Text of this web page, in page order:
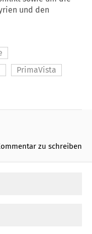
und den
PrimaVista
zu schreiben